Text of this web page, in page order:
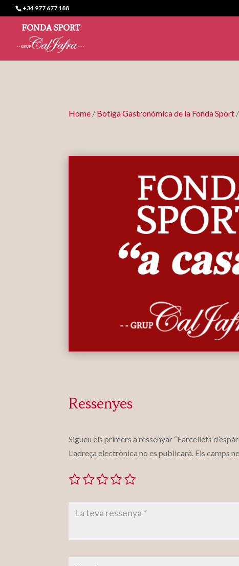
+34 977 677 188
Home / Botiga Gastronòmica de la Fonda Sport /
Ressenyes
Sigueu els primers a ressenyar “Farcellets
L'adreça electrònica no es publicarà. Els camps